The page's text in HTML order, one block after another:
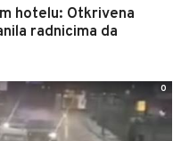
hotelu: Otkrivena
radnicima da
0